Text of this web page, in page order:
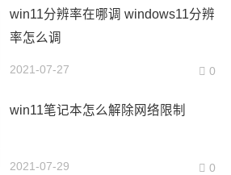
win11分辨率在哪调 windows11分辨
率怎么调
2021-07-27 0
win11笔记本怎么解除网络限制
2021-07-29 0